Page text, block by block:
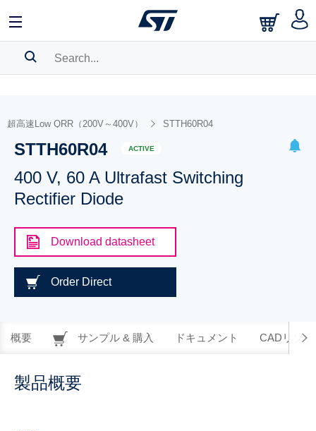
BOOKMARK
Please log into show your saved searches.
超高速Low QRR（200V～400V） STTH60R04
STTH60R04 ACTIVE
400 V, 60 A Ultrafast Switching
Rectifier Diode
Download datasheet
Order Direct
概要 サンプル & 購入 ドキュメント CADリソー
製品概要